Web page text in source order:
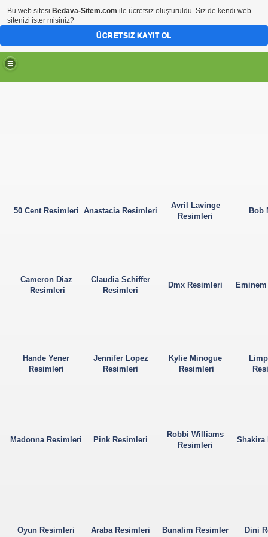
50 Cent Resimleri Anastacia Resimleri
Avril Lavinge
Resimleri
Bob
Cameron Diaz
Resimleri
Claudia Schiffer
Resimleri
Dmx Resimleri
Hande Yener
Resimleri
Jennifer Lopez
Resimleri
Kylie Minogue
Resimleri
Madonna Resimleri Pink Resimleri
Robbi Williams
Resimleri
Shakira
Oyun Resimleri Araba Resimleri Bunalim Resimler Dini
Bu web sitesi Bedava-Sitem.com ile ücretsiz oluşturuldu. Siz de kendi web
sitenizi ister misiniz?
ÜCRETSIZ KAYIT OL